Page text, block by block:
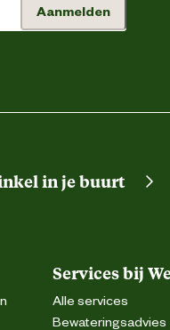
Aanmelden
in je buurt
Services bij
Alle services
Bewateringsadvies